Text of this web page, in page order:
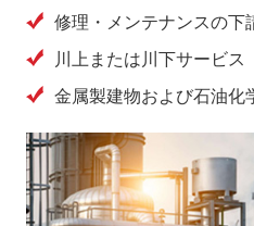
修理・メンテナンスの下
川上または川下サービス
金属製建物および石油化